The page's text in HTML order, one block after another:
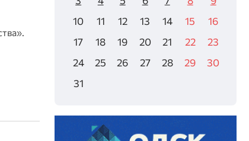
10
11 12 13 14 15
16
17
18 19 20 21 22
23
24
25 26 27 28 29
30
31